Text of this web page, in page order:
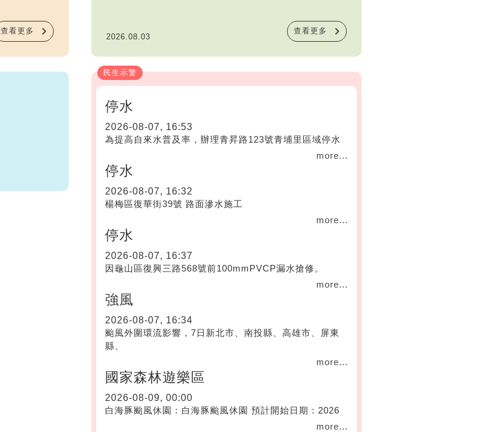
查看更多
2026.08.03
查看更多
民生示警
停水
2026-08-07, 16:53
為提高自來水普及率，辦理青昇路123號青埔里區域停水
more...
停水
2026-08-07, 16:32
楊梅區復華街39號 路面滲水施工
more...
停水
2026-08-07, 16:37
因龜山區復興三路568號前100mmPVCP漏水搶修。
more...
強風
2026-08-07, 16:34
颱風外圍環流影響，7日新北市、南投縣、高雄市、屏東
縣、
more...
國家森林遊樂區
2026-08-09, 00:00
白海豚颱風休園：白海豚颱風休園 預計開始日期：2026
more...